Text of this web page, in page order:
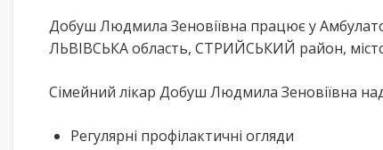
Добуш Людмила Зеновіївна працює у
ЛЬВІВСЬКА область, СТРИЙСЬКИЙ район,
Сімейний лікар Добуш Людмила Зеновіївна
Регулярні профілактичні огляди